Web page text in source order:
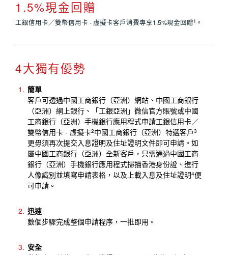
1.5%現金回贈
工銀信用卡／雙幣信用卡 - 虛擬卡客戶消費專享1.5%現金回贈1 。
4大獨有優勢
簡單
客戶可透過中國工商銀行（亞洲）網站、中國工商銀行
（亞洲）網上銀行、「工銀亞洲」微信官方賬號或中國
工商銀行（亞洲）手機銀行應用程式申請工銀信用卡／
雙幣信用卡 - 虛擬卡2中國工商銀行（亞洲）特選客戶3
更毋須再次提交入息證明及住址證明文件即可申請。如
屬中國工商銀行（亞洲）全新客戶，只需通過中國工商
銀行（亞洲）手機銀行應用程式掃描香港身份證、進行
人像識別並填寫申請表格，以及上載入息及住址證明4便
可申請。
迅速
數個步驟完成整個申請程序，一批即用。
安全